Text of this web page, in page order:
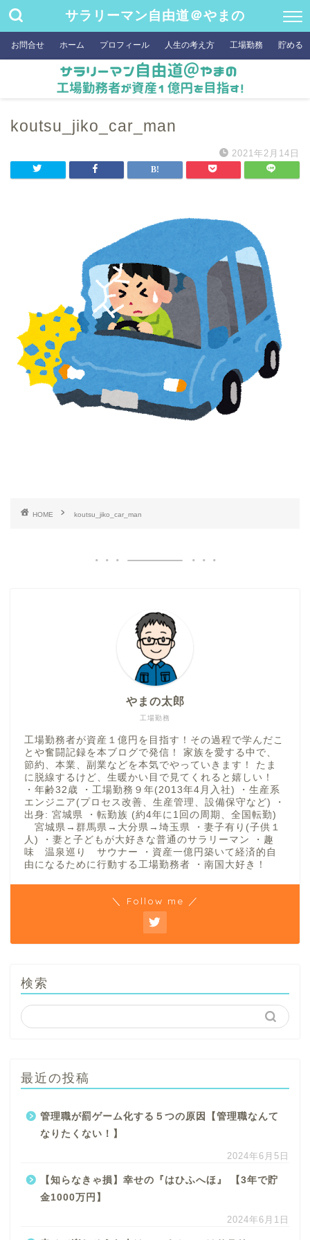
サラリーマン自由道＠やまの
お問合せ ホーム プロフィール 人生の考え方 工場勤務 貯める
koutsu_jiko_car_man
2021年2月14日
HOME koutsu_jiko_car_man
工場勤務
やまの太郎
工場勤務者が資産１億円を目指す！その過程で学んだこ
とや奮闘記録を本ブログで発信！ 家族を愛する中で、
節約、本業、副業などを本気でやっていきます！ たま
に脱線するけど、生暖かい目で見てくれると嬉しい！
・年齢32歳 ・工場勤務９年(2013年4月入社) ・生産系
エンジニア(プロセス改善、生産管理、設備保守など) ・
出身: 宮城県 ・転勤族 (約4年に1回の周期、全国転勤)
宮城県→群馬県→大分県→埼玉県 ・妻子有り(子供１
人) ・妻と子どもが大好きな普通のサラリーマン ・趣
味 温泉巡り サウナー ・資産一億円築いて経済的自
由になるために行動する工場勤務者 ・南国大好き！
＼ Follow me ／
検索
最近の投稿
管理職が罰ゲーム化する５つの原因【管理職なんて
なりたくない！】
2024年6月5日
【知らなきゃ損】幸せの『はひふへほ』 【3年で貯
金1000万円】
2024年6月1日